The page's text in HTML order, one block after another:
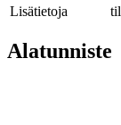
Lisätietoja
Alatunniste